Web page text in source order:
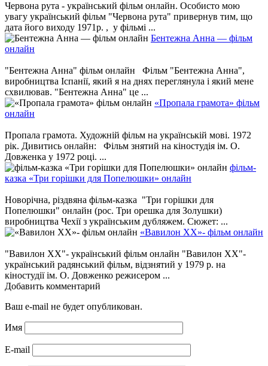
Червона рута - український фільм онлайн. Особисто мою
увагу український фільм "Червона рута" привернув тим, що
дата його виходу 1971р. , у фільмі ...
Бентежна Анна — фільм
онлайн
"Бентежна Анна" фільм онлайн Фільм "Бентежна Анна",
виробництва Іспанії, який я на днях переглянула і який мене
схвилював. "Бентежна Анна" це ...
«Пропала грамота» фільм
онлайн
Пропала грамота. Художній фільм на українській мові. 1972
рік. Дивитись онлайн: Фільм знятий на кіностудія ім. О.
Довженка у 1972 році. ...
фільм-
казка «Три горішки для Попелюшки» онлайн
Новорічна, різдвяна фільм-казка "Три горішки для
Попелюшки" онлайн (рос. Три орешка для Золушки)
виробництва Чехії з українським дубляжем. Сюжет: ...
«Вавилон ХХ»- фільм онлайн
"Вавилон ХХ"- український фільм онлайн "Вавилон ХХ"-
український радянський фільм, відзнятий у 1979 р. на
кіностудії ім. О. Довженко режисером ...
Добавить комментарий
Ваш e-mail не будет опубликован.
Имя
E-mail